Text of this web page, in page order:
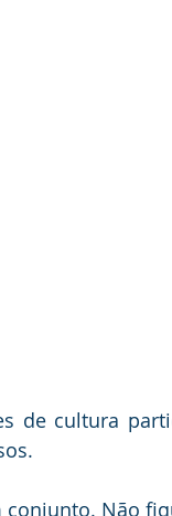
de cultura
conjunto. Não